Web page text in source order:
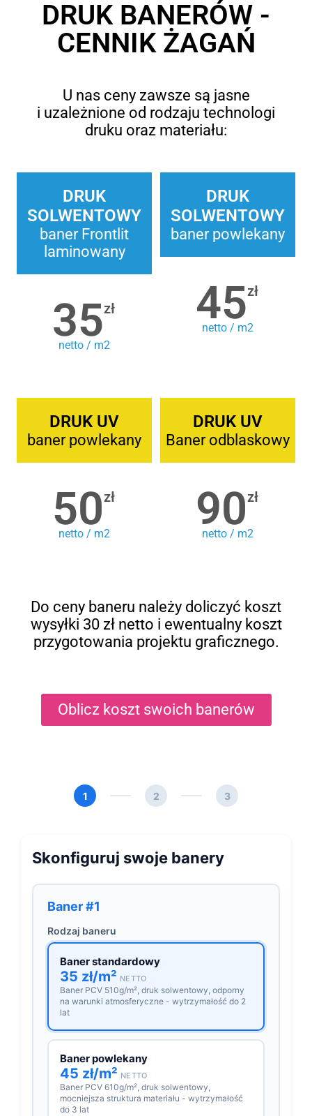
DRUK BANERÓW -
CENNIK ŻAGAŃ
U nas ceny zawsze są jasne
i uzależnione od rodzaju technologi
druku oraz materiału:
DRUK
SOLWENTOWY
baner Frontlit
laminowany
35zł
netto / m2
DRUK
SOLWENTOWY
baner powlekany
45zł
netto / m2
DRUK UV
baner powlekany
50zł
netto / m2
DRUK UV
Baner odblaskowy
90zł
netto / m2
Do ceny baneru należy doliczyć koszt
wysyłki 30 zł netto i ewentualny koszt
przygotowania projektu graficznego.
Oblicz koszt swoich banerów
1 2 3
Skonfiguruj swoje banery
Baner #1
Rodzaj baneru
Baner standardowy
35 zł/m² NETTO
Baner PCV 510g/m², druk solwentowy, odporny
na warunki atmosferyczne - wytrzymałość do 2
lat
Baner powlekany
45 zł/m² NETTO
Baner PCV 610g/m², druk solwentowy,
mocniejsza struktura materiału - wytrzymałość
do 3 lat